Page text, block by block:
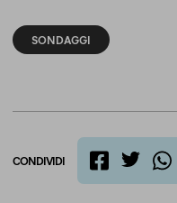
SONDAGGI
CONDIVIDI